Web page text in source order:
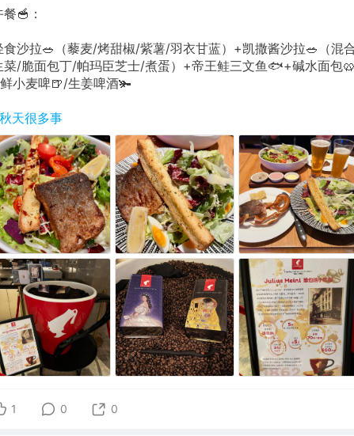
🥣：
食沙拉🥗（藜麦/烤甜椒/紫薯/羽衣甘蓝）+凯撒酱沙拉🥗（混
菜/脆面包丁/帕玛臣芝士/煮蛋）+帝王鲑三文鱼🐟+碱水面包
小麦啤🍺/生姜啤酒🫚
天很多事
1 0 0